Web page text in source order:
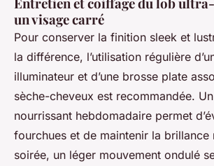
un visage carré
Pour conserver la finition sleek et
la différence, l’utilisation régulière
illuminateur et d’une brosse plate
sèche-cheveux est recommandée.
nourrissant hebdomadaire permet
fourchues et de maintenir la brillance
soirée, un léger mouvement ondulé